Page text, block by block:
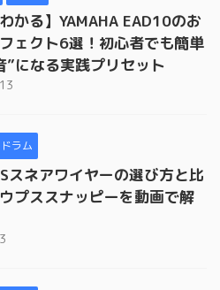
わかる】YAMAHA EAD10のお
ェクト6選！初心者でも簡単
”になる実践プリセット
ドラム
スネアワイヤーの選び方と比
プススナッピーを動画で解